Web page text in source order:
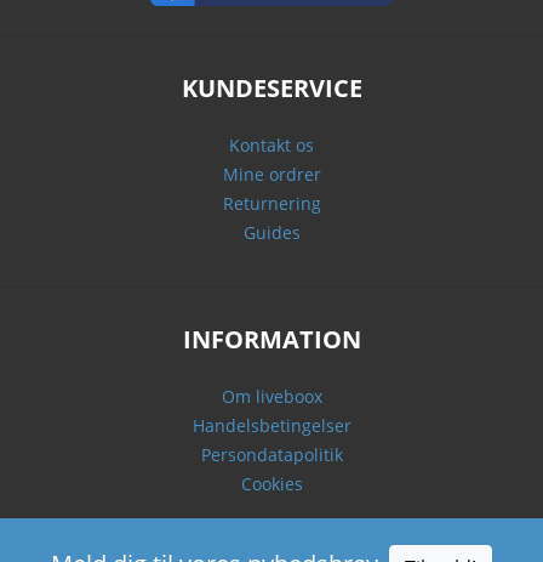
KUNDESERVICE
Kontakt os
Mine ordrer
Returnering
Guides
INFORMATION
Om liveboox
Handelsbetingelser
Persondatapolitik
Cookies